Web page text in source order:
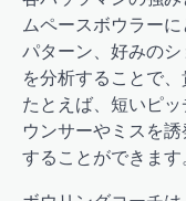
ムペースボウラー
パターン、好みの
を分析することで
たとえば、短いピ
ウンサーやミスを
することができます。